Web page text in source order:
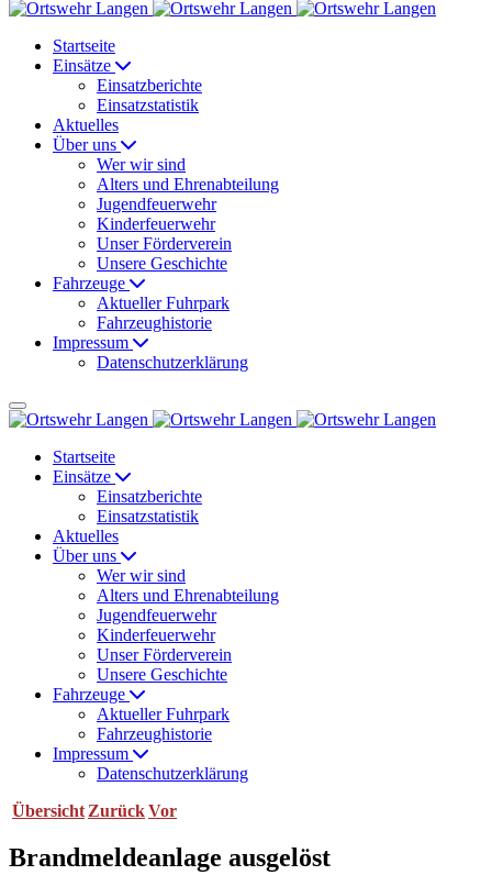
Startseite
Einsätze
Einsatzberichte
Einsatzstatistik
Aktuelles
Über uns
Wer wir sind
Alters und Ehrenabteilung
Jugendfeuerwehr
Kinderfeuerwehr
Unser Förderverein
Unsere Geschichte
Fahrzeuge
Aktueller Fuhrpark
Fahrzeughistorie
Impressum
Datenschutzerklärung
Startseite
Einsätze
Einsatzberichte
Einsatzstatistik
Aktuelles
Über uns
Wer wir sind
Alters und Ehrenabteilung
Jugendfeuerwehr
Kinderfeuerwehr
Unser Förderverein
Unsere Geschichte
Fahrzeuge
Aktueller Fuhrpark
Fahrzeughistorie
Impressum
Datenschutzerklärung
Übersicht ZurückVor
Brandmeldeanlage ausgelöst